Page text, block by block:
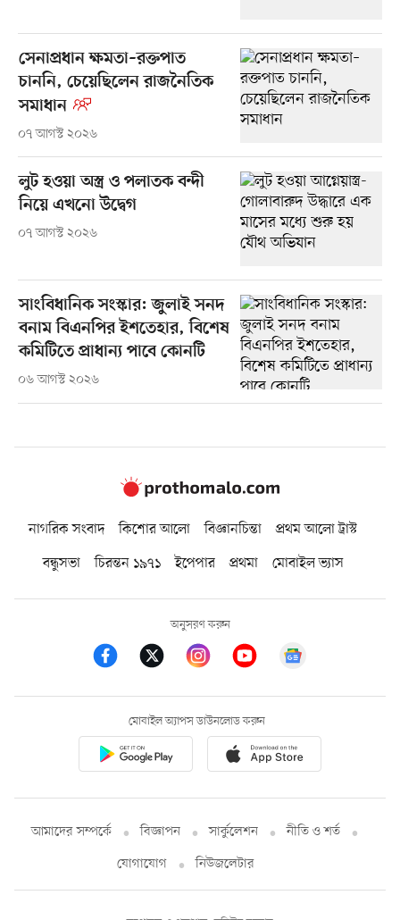
সেনাপ্রধান ক্ষমতা–রক্তপাত
চাননি, চেয়েছিলেন রাজনৈতিক
সমাধান
০৭ আগস্ট ২০২৬
লুট হওয়া অস্ত্র ও পলাতক বন্দী
নিয়ে এখনো উদ্বেগ
০৭ আগস্ট ২০২৬
সাংবিধানিক সংস্কার: জুলাই সনদ
বনাম বিএনপির ইশতেহার, বিশেষ
কমিটিতে প্রাধান্য পাবে কোনটি
০৬ আগস্ট ২০২৬
নাগরিক সংবাদ কিশোর আলো বিজ্ঞানচিন্তা
প্রথম আলো ট্রাস্ট
বন্ধুসভা
চিরন্তন ১৯৭১ ইপেপার প্রথমা মোবাইল ভ্যাস
অনুসরণ করুন
মোবাইল অ্যাপস ডাউনলোড করুন
আমাদের সম্পর্কে বিজ্ঞাপন সার্কুলেশন
নীতি ও শর্ত
যোগাযোগ
নিউজলেটার